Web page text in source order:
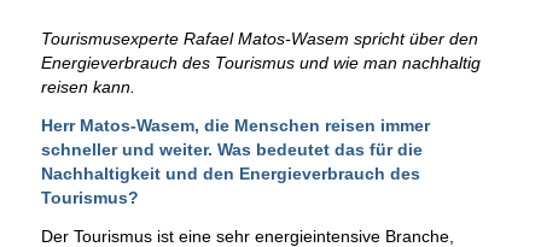
Tourismusexperte Rafael Matos-Wasem spricht über den
Energieverbrauch des Tourismus und wie man nachhaltig
reisen kann.
Herr Matos-Wasem, die Menschen reisen immer
schneller und weiter. Was bedeutet das für die
Nachhaltigkeit und den Energieverbrauch des
Tourismus?
Der Tourismus ist eine sehr energieintensive Branche,